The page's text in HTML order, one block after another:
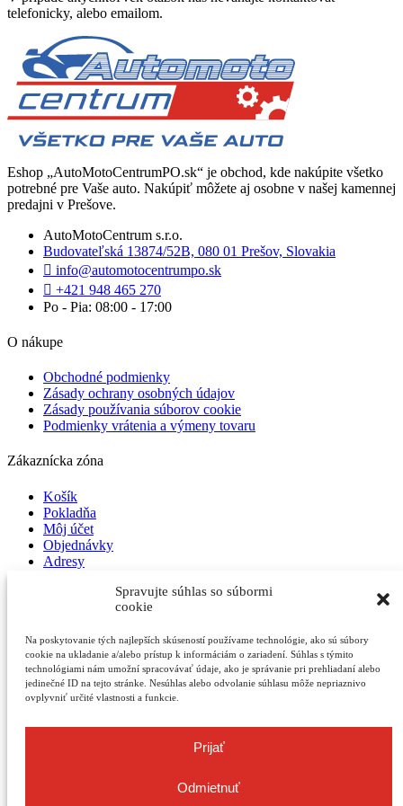
Spravujte súhlas so súbormi
cookie
Na poskytovanie tých najlepších skúseností používame technológie, ako sú súbory
cookie na ukladanie a/alebo prístup k informáciám o zariadení. Súhlas s týmito
technológiami nám umožní spracovávať údaje, ako je správanie pri prehliadaní alebo
jedinečné ID na tejto stránke. Nesúhlas alebo odvolanie súhlasu môže nepriaznivo
ovplyvniť určité vlastnosti a funkcie.
Prijať
Odmietnuť
telefonicky, alebo emailom.
Eshop „AutoMotoCentrumPO.sk“ je obchod, kde nakúpite všetko
potrebné pre Vaše auto. Nakúpiť môžete aj osobne v našej kamennej
predajni v Prešove.
AutoMotoCentrum s.r.o.
Budovateľská 13874/52B, 080 01 Prešov, Slovakia
info@automotocentrumpo.sk
+421 948 465 270
Po - Pia: 08:00 - 17:00
O nákupe
Obchodné podmienky
Zásady ochrany osobných údajov
Zásady používania súborov cookie
Podmienky vrátenia a výmeny tovaru
Zákaznícka zóna
Košík
Pokladňa
Môj účet
Objednávky
Adresy
Kontakt
Obchod
Arrow-up